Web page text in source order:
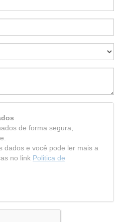
de forma segura,
dados e você pode ler mais a
no link Politica de